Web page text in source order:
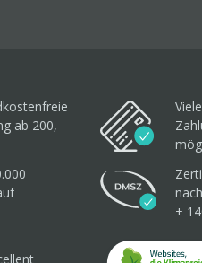
ab 200,-
Viele
+